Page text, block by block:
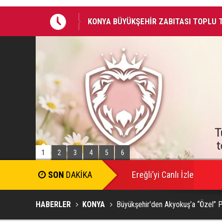
KONYA BÜYÜKŞEHİR ZABITASI TOPLU
KONYA BİSİKLET FESTİVALİ’NİN
1 2 3 4 5 6
Ereğli’yi Canlı İzle
HABERLER KONYA Büyükşehir’den Akyokuş’a “Özel”